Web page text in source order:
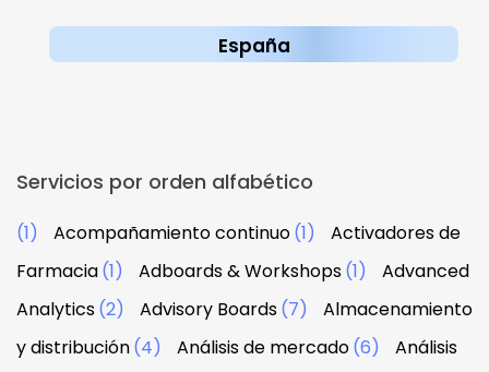
España
Servicios por orden alfabético
(1) Acompañamiento continuo(1)
Activadores de
Farmacia(1) Adboards & Workshops(1)
Advanced
Analytics(2) Advisory Boards(7)
Almacenamiento
y distribución(4) Análisis de mercado(6)
Análisis